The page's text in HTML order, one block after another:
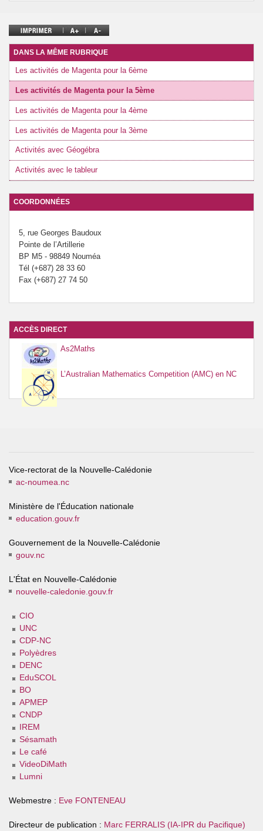
DANS LA MÊME RUBRIQUE
Les activités de Magenta pour la 6ème
Les activités de Magenta pour la 5ème
Les activités de Magenta pour la 4ème
Les activités de Magenta pour la 3ème
Activités avec Géogébra
Activités avec le tableur
COORDONNÉES
5, rue Georges Baudoux
Pointe de l’Artillerie
BP M5 - 98849 Nouméa
Tél (+687) 28 33 60
Fax (+687) 27 74 50
ACCÈS DIRECT
As2Maths
L’Australian Mathematics Competition (AMC) en NC
Vice-rectorat de la Nouvelle-Calédonie
ac-noumea.nc
Ministère de l'Éducation nationale
education.gouv.fr
Gouvernement de la Nouvelle-Calédonie
gouv.nc
L'État en Nouvelle-Calédonie
nouvelle-caledonie.gouv.fr
CIO
UNC
CDP-NC
Polyèdres
DENC
EduSCOL
BO
APMEP
CNDP
IREM
Sésamath
Le café
VideoDiMath
Lumni
Webmestre : Eve FONTENEAU
Directeur de publication : Marc FERRALIS (IA-IPR du Pacifique)